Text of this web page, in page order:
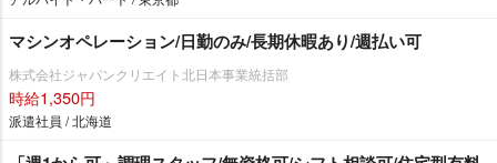
マシンオペレーション/日勤のみ/長期休暇あり/週払い可
株式会社ジャパンクリエイト北日本事業統括部
時給1,350円
派遣社員 / 北海道